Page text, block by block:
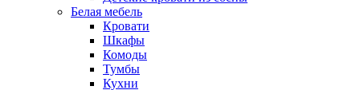
Белая мебель
Кровати
Шкафы
Комоды
Тумбы
Кухни